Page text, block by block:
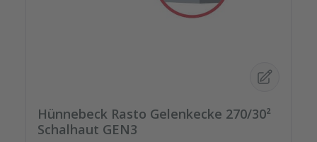
Hünnebeck Rasto Gelenkecke 270/30²
Schalhaut GEN3